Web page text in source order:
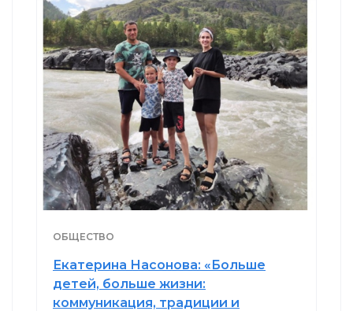
ОБЩЕСТВО
Екатерина Насонова: «Больше
детей, больше жизни:
коммуникация, традиции и